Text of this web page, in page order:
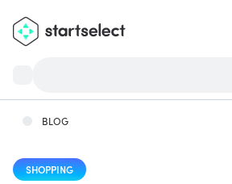
BLOG
SHOPPING